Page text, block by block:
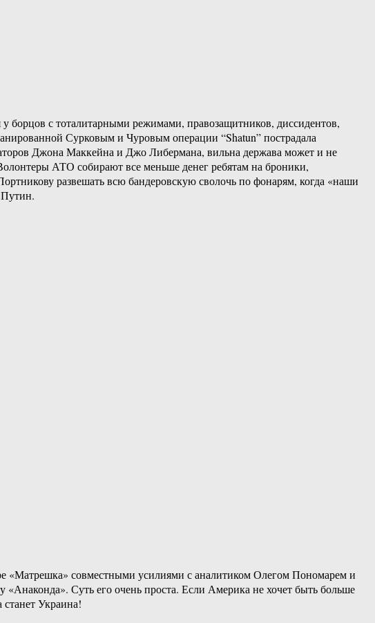
борцов с тоталитарными режимами, правозащитников, диссидентов,
Сурковым и Чуровым операции “Shatun” пострадала
Джона Маккейна и Джо Либермана, вильна держава может и не
АТО собирают все меньше денег ребятам на броники,
развешать всю бандеровскую сволочь по фонарям, когда «наши
«Матрешка» совместными усилиями с аналитиком Олегом Пономарем и
Суть его очень проста. Если Америка не хочет быть больше
Украина!